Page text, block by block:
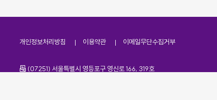
개인정보처리방침 이용약관 이메일무단수집거부
주소
(07251) 서울특별시 영등포구 영신로 166, 319호